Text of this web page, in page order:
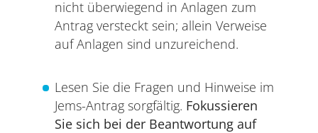
nicht überwiegend in Anlagen zum
Antrag versteckt sein; allein Verweise
auf Anlagen sind unzureichend.
Lesen Sie die Fragen und Hinweise im
Jems-Antrag sorgfältig. Fokussieren
Sie sich bei der Beantwortung auf